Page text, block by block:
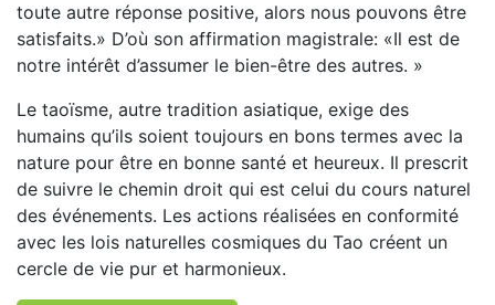
toute autre réponse positive, alors nous pouvons être
satisfaits.» D’où son affirmation magistrale: «Il est de
notre intérêt d’assumer le bien-être des autres. »
Le taoïsme, autre tradition asiatique, exige des
humains qu’ils soient toujours en bons termes avec la
nature pour être en bonne santé et heureux. Il prescrit
de suivre le chemin droit qui est celui du cours naturel
des événements. Les actions réalisées en conformité
avec les lois naturelles cosmiques du Tao créent un
cercle de vie pur et harmonieux.